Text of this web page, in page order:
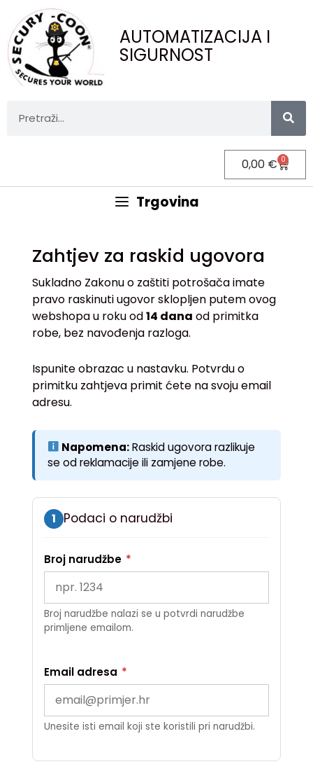
AUTOMATIZACIJA I
SIGURNOST
0,00 € 0
Trgovina
Zahtjev za raskid ugovora
Sukladno Zakonu o zaštiti potrošača imate
pravo raskinuti ugovor sklopljen putem ovog
webshopa u roku od14 dana od primitka
robe, bez navođenja razloga.
Ispunite obrazac u nastavku. Potvrdu o
primitku zahtjeva primit ćete na svoju email
adresu.
Napomena:Raskid ugovora razlikuje
se od reklamacije ili zamjene robe.
1 Podaci o narudžbi
Broj narudžbe *
Broj narudžbe nalazi se u potvrdi narudžbe
primljene emailom.
Email adresa *
Unesite isti email koji ste koristili pri narudžbi.